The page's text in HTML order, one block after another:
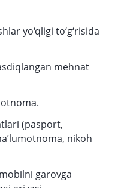
yo‘qligi to‘g‘risida
mehnat
(pasport,
nikoh
garovga